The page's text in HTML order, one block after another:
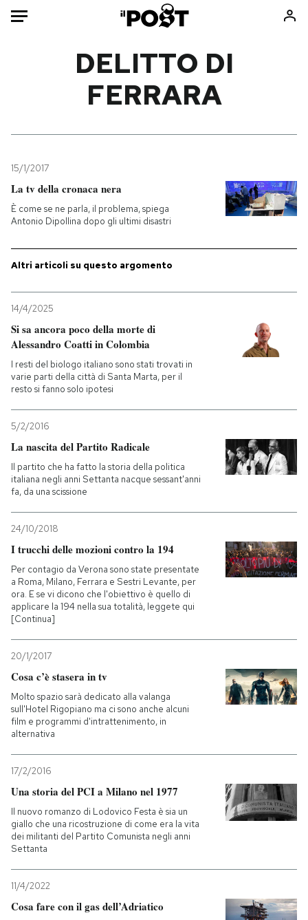
Mondo
Tecnologia
Internet
Scienza
Libri
Ok Boomer!
PODCAST
NEWSLETTER
I MIEI PREFERITI
SHOP
CALENDARIO
Entra
DELITTO DI
FERRARA
15/1/2017
La tv della cronaca nera
È come se ne parla, il problema, spiega
Antonio Dipollina dopo gli ultimi disastri
Altri articoli su questo argomento
14/4/2025
Si sa ancora poco della morte di
Alessandro Coatti in Colombia
I resti del biologo italiano sono stati trovati in
varie parti della città di Santa Marta, per il
resto si fanno solo ipotesi
5/2/2016
La nascita del Partito Radicale
Il partito che ha fatto la storia della politica
italiana negli anni Settanta nacque sessant'anni
fa, da una scissione
24/10/2018
I trucchi delle mozioni contro la 194
Per contagio da Verona sono state presentate
a Roma, Milano, Ferrara e Sestri Levante, per
ora. E se vi dicono che l'obiettivo è quello di
applicare la 194 nella sua totalità, leggete qui
[Continua]
20/1/2017
Cosa c’è stasera in tv
Molto spazio sarà dedicato alla valanga
sull'Hotel Rigopiano ma ci sono anche alcuni
film e programmi d'intrattenimento, in
alternativa
17/2/2016
Una storia del PCI a Milano nel 1977
Il nuovo romanzo di Lodovico Festa è sia un
giallo che una ricostruzione di come era la vita
dei militanti del Partito Comunista negli anni
Settanta
11/4/2022
Cosa fare con il gas dell’Adriatico